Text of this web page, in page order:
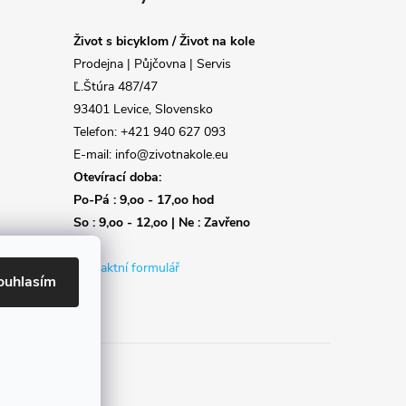
Život s bicyklom / Život na kole
Prodejna | Půjčovna | Servis
Ľ.Štúra 487/47
93401 Levice, Slovensko
Telefon: +421 940 627 093
E-mail: info@zivotnakole.eu
Otevírací doba:
Po-Pá : 9,oo - 17,oo hod
So : 9,oo - 12,oo | Ne : Zavřeno
Kontaktní formulář